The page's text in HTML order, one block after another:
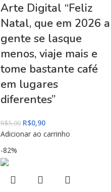
Arte Digital “Feliz
Natal, que em 2026 a
gente se lasque
menos, viaje mais e
tome bastante café
em lugares
diferentes”
R$5,00 R$0,90
Adicionar ao carrinho
-82%